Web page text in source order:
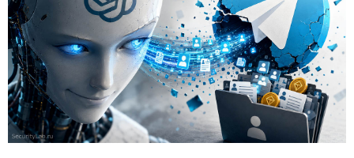
después de la interrupción. Para reducir el riesgo, conviene
instalar las actualizaciones del núcleo a medida que se
publiquen.
La mujer de tus sueños resultó
ser una IA: los chatbots invaden
las plataformas de citas y
buscan víctimas.